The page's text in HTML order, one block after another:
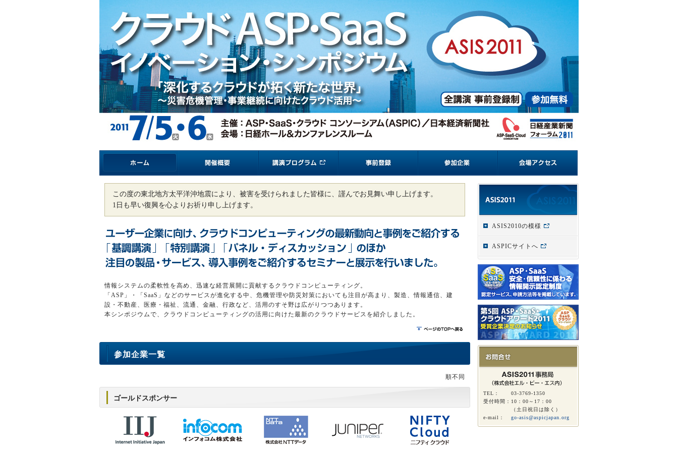
この度の東北地方太平洋沖地震により、被害を受けられました皆様に、謹んでお見舞い申し上げます。
1日も早い復興を心よりお祈り申し上げます。
情報システムの柔軟性を高め、迅速な経営展開に貢献するクラウドコンピューティング。
「ASP」・「SaaS」などのサービスが進化する中、危機管理や防災対策においても注目が高まり、製造、情報通信、建
設・不動産、医療・福祉、流通、金融、行政など、活用のすそ野は広がりつつあります。
本シンポジウムで、クラウドコンピューティングの活用に向けた最新のクラウドサービスを紹介しました。
参加企業一覧
順不同
ゴールドスポンサー
ASIS2010の模様
ASPICサイトへ
TEL：
03-3769-1350
受付時間： 10：00～17：00
（土日祝日は除く）
e-mail：
go-asis@aspicjapan.org